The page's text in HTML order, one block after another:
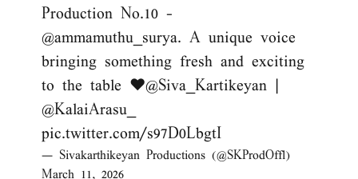
Production No.10 -
@ammamuthu_surya. A unique voice
bringing something fresh and exciting
to the table ❤️@Siva_Kartikeyan |
@KalaiArasu_
pic.twitter.com/s97D0LbgtI
— Sivakarthikeyan Productions (@SKProdOffl)
March 11, 2026